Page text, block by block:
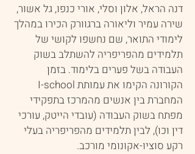
דנה הראל, אלון וסלי, אורי כנפו, גל אשור,
שירה עמיר וליאורה ברגוורק הכירו במהלך
לימודי התואר, שם נחשפו לקושי של
תלמידים מהפריפריה להשתלב בשוק
העבודה בשל פערים בלימוד. בזמן
הקורונה הקימו את עמותת I-school
המחברת בין אנשים מהמרכז בתפקידי
מפתח בשוק העבודה (עובדי הייטק, עורכי
דין וכו), לבין תלמידים מהפריפריה בעלי
רקע סוציו-אקונומי מורכב.